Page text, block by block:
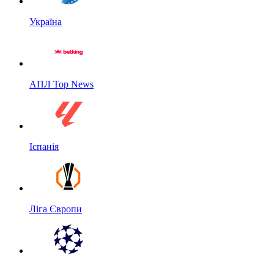
Україна
АПЛ Top News
Іспанія
Ліга Європи